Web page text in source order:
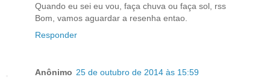
Quando eu sei eu vou, faça chuva ou faça sol, rss
Bom, vamos aguardar a resenha entao.
Responder
Anônimo 25 de outubro de 2014 às 15:59